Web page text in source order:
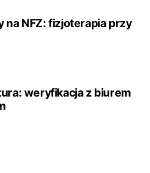
na NFZ: fizjoterapia przy
weryfikacja z biurem